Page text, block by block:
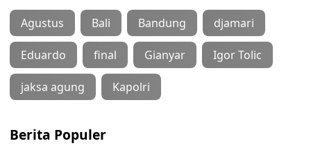
Agustus Bali Bandung djamari
Eduardo final Gianyar Igor Tolic
jaksa agung Kapolri
Berita Populer